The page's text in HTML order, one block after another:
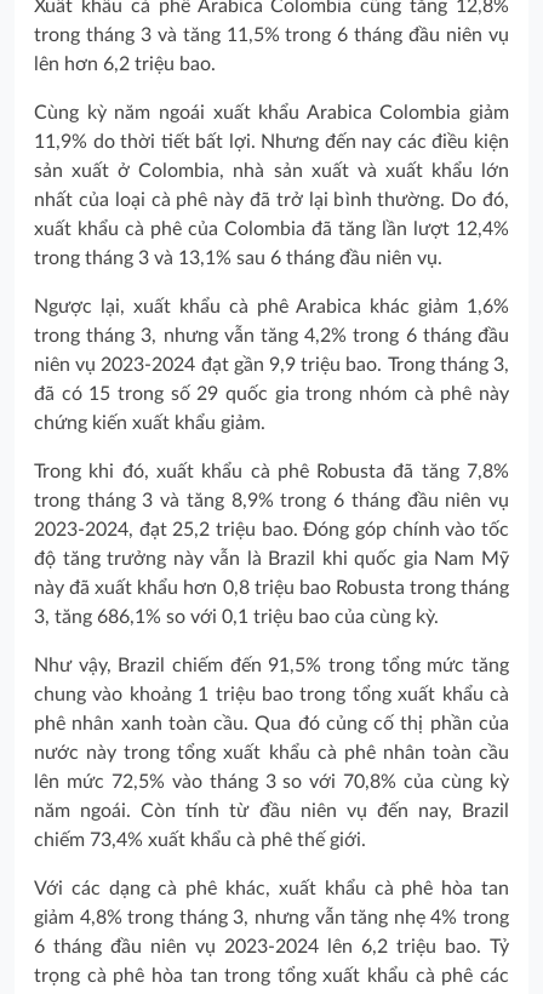
Xuất khẩu cà phê Arabica Colombia cũng tăng 12,8%
trong tháng 3 và tăng 11,5% trong 6 tháng đầu niên vụ
lên hơn 6,2 triệu bao.
Cùng kỳ năm ngoái xuất khẩu Arabica Colombia giảm
11,9% do thời tiết bất lợi. Nhưng đến nay các điều kiện
sản xuất ở Colombia, nhà sản xuất và xuất khẩu lớn
nhất của loại cà phê này đã trở lại bình thường. Do đó,
xuất khẩu cà phê của Colombia đã tăng lần lượt 12,4%
trong tháng 3 và 13,1% sau 6 tháng đầu niên vụ.
Ngược lại, xuất khẩu cà phê Arabica khác giảm 1,6%
trong tháng 3, nhưng vẫn tăng 4,2% trong 6 tháng đầu
niên vụ 2023-2024 đạt gần 9,9 triệu bao. Trong tháng 3,
đã có 15 trong số 29 quốc gia trong nhóm cà phê này
chứng kiến xuất khẩu giảm.
Trong khi đó, xuất khẩu cà phê Robusta đã tăng 7,8%
trong tháng 3 và tăng 8,9% trong 6 tháng đầu niên vụ
2023-2024, đạt 25,2 triệu bao. Đóng góp chính vào tốc
độ tăng trưởng này vẫn là Brazil khi quốc gia Nam Mỹ
này đã xuất khẩu hơn 0,8 triệu bao Robusta trong tháng
3, tăng 686,1% so với 0,1 triệu bao của cùng kỳ.
Như vậy, Brazil chiếm đến 91,5% trong tổng mức tăng
chung vào khoảng 1 triệu bao trong tổng xuất khẩu cà
phê nhân xanh toàn cầu. Qua đó củng cố thị phần của
nước này trong tổng xuất khẩu cà phê nhân toàn cầu
lên mức 72,5% vào tháng 3 so với 70,8% của cùng kỳ
năm ngoái. Còn tính từ đầu niên vụ đến nay, Brazil
chiếm 73,4% xuất khẩu cà phê thế giới.
Với các dạng cà phê khác, xuất khẩu cà phê hòa tan
giảm 4,8% trong tháng 3, nhưng vẫn tăng nhẹ 4% trong
6 tháng đầu niên vụ 2023-2024 lên 6,2 triệu bao. Tỷ
trọng cà phê hòa tan trong tổng xuất khẩu cà phê các